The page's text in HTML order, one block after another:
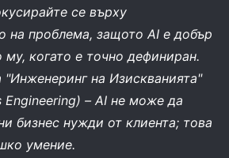
се върху
на проблема, защото AI е добър
му, когато е точно дефиниран.
"Инженеринг на Изискванията"
Engineering) – AI не може да
бизнес нужди от клиента; това
умение.